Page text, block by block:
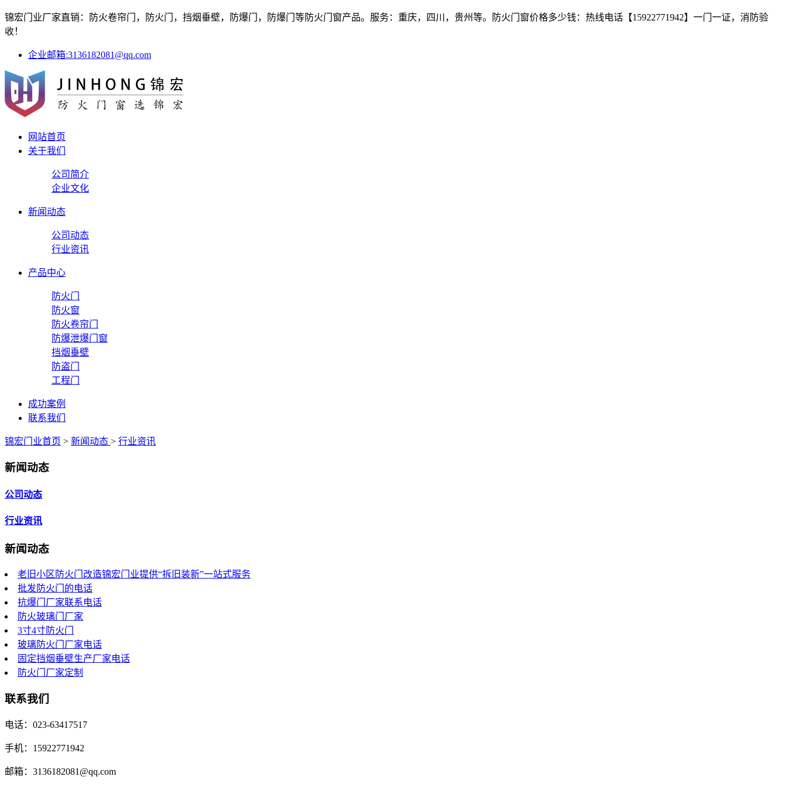
锦宏门业厂家直销：防火卷帘门，防火门，挡烟垂壁，防爆门，防爆门等防火门窗产品。服务：重庆，四川，贵州等。防火门窗价格多少钱：热线电话【15922771942】一门一证，消防验
收！
企业邮箱:3136182081@qq.com
网站首页
关于我们
公司简介
企业文化
新闻动态
公司动态
行业资讯
产品中心
防火门
防火窗
防火卷帘门
防爆泄爆门窗
挡烟垂壁
防盗门
工程门
成功案例
联系我们
锦宏门业首页 > 新闻动态 > 行业资讯
新闻动态
公司动态
行业资讯
新闻动态
老旧小区防火门改造锦宏门业提供“拆旧装新”一站式服务
批发防火门的电话
抗爆门厂家联系电话
防火玻璃门厂家
3寸4寸防火门
玻璃防火门厂家电话
固定挡烟垂壁生产厂家电话
防火门厂家定制
联系我们
电话：023-63417517
手机：15922771942
邮箱：3136182081@qq.com